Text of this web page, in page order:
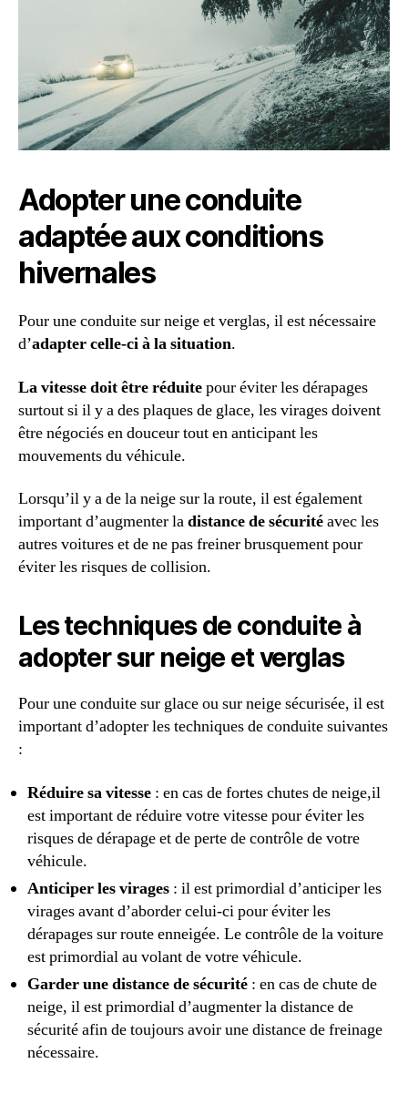
Adopter une conduite
adaptée aux conditions
hivernales
Pour une conduite sur neige et verglas, il est nécessaire
d’adapter celle-ci à la situation.
La vitesse doit être réduitepour éviter les dérapages
surtout si il y a des plaques de glace, les virages doivent
être négociés en douceur tout en anticipant les
mouvements du véhicule.
Lorsqu’il y a de la neige sur la route, il est également
important d’augmenter ladistance de sécuritéavec les
autres voitures et de ne pas freiner brusquement pour
éviter les risques de collision.
Les techniques de conduite à
adopter sur neige et verglas
Pour une conduite sur glace ou sur neige sécurisée, il est
important d’adopter les techniques de conduite suivantes
:
Réduire sa vitesse : en cas de fortes chutes de neige,il
est important de réduire votre vitesse pour éviter les
risques de dérapage et de perte de contrôle de votre
véhicule.
Anticiper les virages : il est primordial d’anticiper les
virages avant d’aborder celui-ci pour éviter les
dérapages sur route enneigée. Le contrôle de la voiture
est primordial au volant de votre véhicule.
Garder une distance de sécurité : en cas de chute de
neige, il est primordial d’augmenter la distance de
sécurité afin de toujours avoir une distance de freinage
nécessaire.